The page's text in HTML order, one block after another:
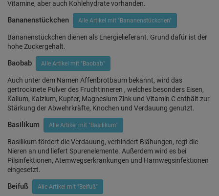
Vitamine, aber auch Kohlehydrate vorhanden.
Bananenstückchen Alle Artikel mit "Bananenstückchen"
Bananenstückchen dienen als Energielieferant. Grund dafür ist der
hohe Zuckergehalt.
Baobab Alle Artikel mit "Baobab"
Auch unter dem Namen Affenbrotbaum bekannt, wird das
gertrocknete Pulver des Fruchtinneren , welches besonders Eisen,
Kalium, Kalzium, Kupfer, Magnesium Zink und Vitamin C enthält zur
Stärkung der Abwehrkräfte, Knochen und Verdauung genutzt.
Basilikum Alle Artikel mit "Basilikum"
Basilikum fördert die Verdauung, verhindert Blähungen, regt die
Nieren an und liefert Spurenelemente. Außerdem wird es bei
Pilsinfektionen, Atemwegserkrankungen und Harnwegsinfektionen
eingesetzt.
Beifuß Alle Artikel mit "Beifuß"